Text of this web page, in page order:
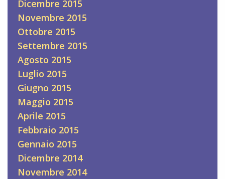
Dicembre 2015
Novembre 2015
Ottobre 2015
Settembre 2015
Agosto 2015
Luglio 2015
Giugno 2015
Maggio 2015
Aprile 2015
Febbraio 2015
Gennaio 2015
Dicembre 2014
Novembre 2014